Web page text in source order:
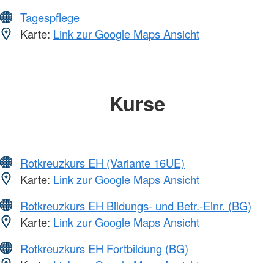
Tagespflege
Karte: Link zur Google Maps Ansicht
Kurse
Rotkreuzkurs EH (Variante 16UE)
Karte: Link zur Google Maps Ansicht
Rotkreuzkurs EH Bildungs- und Betr.-Einr. (BG)
Karte: Link zur Google Maps Ansicht
Rotkreuzkurs EH Fortbildung (BG)